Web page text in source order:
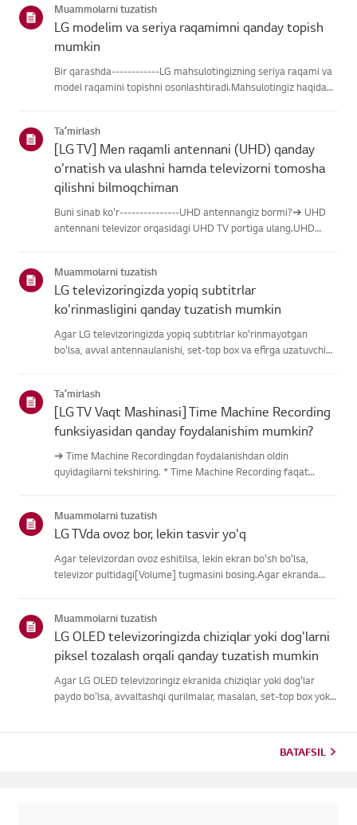
Muammolarni tuzatish
LG modelim va seriya raqamimni qanday topish
mumkin
Bir qarashda------------LG mahsulotingizning seriya raqami va
model raqamini topishni osonlashtiradi.Mahsulotingiz haqidagi
Taʼmirlash
[LG TV] Men raqamli antennani (UHD) qanday
o'rnatish va ulashni hamda televizorni tomosha
qilishni bilmoqchiman
Buni sinab ko'r---------------UHD antennangiz bormi?➔ UHD
antennani televizor orqasidagi UHD TV portiga ulang.UHD
joyga o'rn...
Muammolarni tuzatish
LG televizoringizda yopiq subtitrlar
ko'rinmasligini qanday tuzatish mumkin
Agar LG televizoringizda yopiq subtitrlar ko'rinmayotgan
bo'lsa, avval antennaulanishi, set-top box va efirga uzatuvchi
Taʼmirlash
[LG TV Vaqt Mashinasi] Time Machine Recording
funksiyasidan qanday foydalanishim mumkin?
➔ Time Machine Recordingdan foydalanishdan oldin
quyidagilarni tekshiring. * Time Machine Recording faqat
qurilmalariga ulangan ...
Muammolarni tuzatish
LG TVda ovoz bor, lekin tasvir yo'q
Agar televizordan ovoz eshitilsa, lekin ekran bo'sh bo'lsa,
televizor pultidagi[Volume] tugmasini bosing.Agar ekranda
mumkin.Muammo tashqi quril...
Muammolarni tuzatish
LG OLED televizoringizda chiziqlar yoki dog'larni
piksel tozalash orqali qanday tuzatish mumkin
Agar LG OLED televizoringiz ekranida chiziqlar yoki dog'lar
paydo bo'lsa, avvaltashqi qurilmalar, masalan, set-top box yoki
BATAFSIL